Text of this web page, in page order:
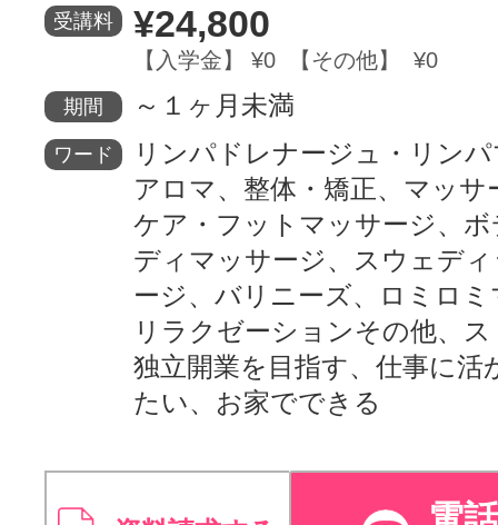
受講料 ¥24,800
【入学金】 ¥0 【その他】 ¥0
期間 ～１ヶ月未満
ワード
リンパドレナージュ・リン
アロマ、整体・矯正、マッサ
ケア・フットマッサージ、
ディマッサージ、スウェデ
ージ、バリニーズ、ロミロ
リラクゼーションその他、
独立開業を目指す、仕事に活
たい、お家でできる